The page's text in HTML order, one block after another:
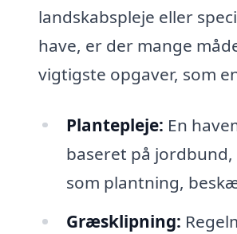
landskabspleje eller
have, er der mange
vigtigste opgaver, som
Plantepleje: En
baseret på
som plantning,
Græsklipning: